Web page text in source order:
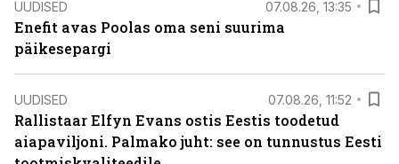
UUDISED 07.08.26, 13:35
Enefit avas Poolas oma seni suurima
päikesepargi
UUDISED 07.08.26, 11:52
Rallistaar Elfyn Evans ostis Eestis toodetud
aiapaviljoni. Palmako juht: see on tunnustus Eesti